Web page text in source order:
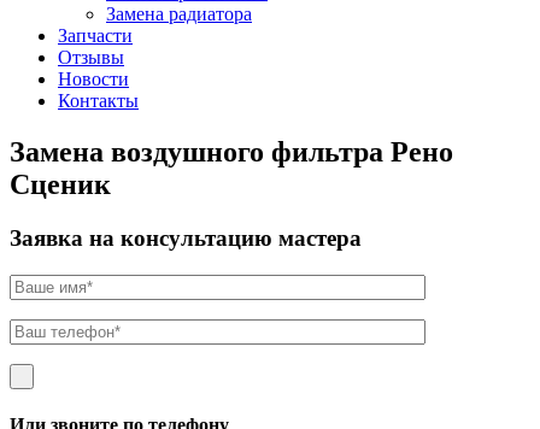
Замена радиатора
Запчасти
Отзывы
Новости
Контакты
Замена воздушного фильтра Рено
Сценик
Заявка на консультацию мастера
Или звоните по телефону